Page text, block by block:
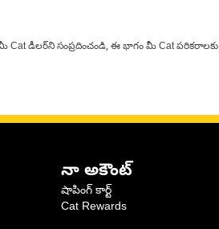
డీలర్‌ని సంప్రదించండి, ఈ భాగం మీ Cat పరికరాలకు
నా అకౌంట్
షాపింగ్ కార్ట్
Cat Rewards